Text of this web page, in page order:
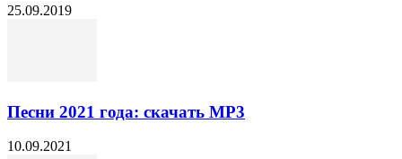
25.09.2019
Песни 2021 года: скачать МР3
10.09.2021